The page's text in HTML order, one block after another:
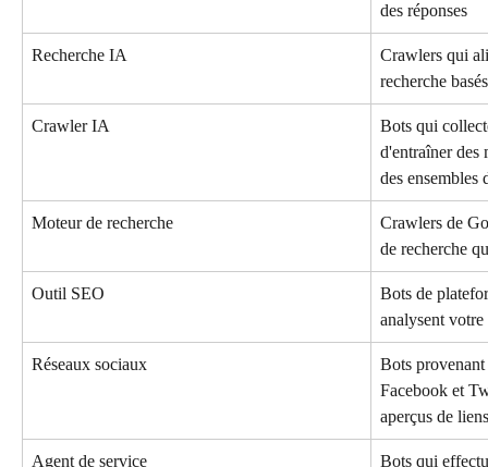
des réponses
Recherche IA
Crawlers qui
recherche
Crawler IA
Bots qui
d'entraîner des
des ensembles
Moteur de recherche
Crawlers de
de recherche
Outil SEO
Bots de
analysent votre
Réseaux sociaux
Bots
Facebook et
aperçus de liens
Agent de service
Bots qui